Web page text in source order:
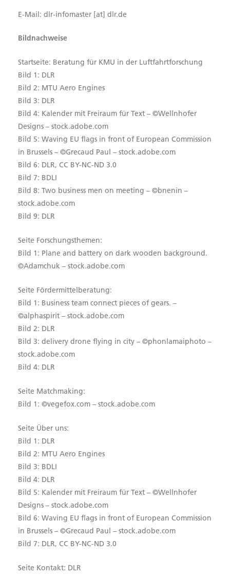
E-Mail: dlr-infomaster [at] dlr.de
Bildnachweise
Startseite: Beratung für KMU in der Luftfahrtforschung
Bild 1: DLR
Bild 2: MTU Aero Engines
Bild 3: DLR
Bild 4: Kalender mit Freiraum für Text – ©Wellnhofer
Designs – stock.adobe.com
Bild 5: Waving EU flags in front of European Commission
in Brussels – ©Grecaud Paul – stock.adobe.com
Bild 6: DLR, CC BY-NC-ND 3.0
Bild 7: BDLI
Bild 8: Two business men on meeting – ©bnenin –
stock.adobe.com
Bild 9: DLR
Seite Forschungsthemen:
Bild 1: Plane and battery on dark wooden background.
©Adamchuk – stock.adobe.com
Seite Fördermittelberatung:
Bild 1: Business team connect pieces of gears. –
©alphaspirit – stock.adobe.com
Bild 2: DLR
Bild 3: delivery drone flying in city – ©phonlamaiphoto –
stock.adobe.com
Bild 4: DLR
Seite Matchmaking:
Bild 1: ©vegefox.com – stock.adobe.com
Seite Über uns:
Bild 1: DLR
Bild 2: MTU Aero Engines
Bild 3: BDLI
Bild 4: DLR
Bild 5: Kalender mit Freiraum für Text – ©Wellnhofer
Designs – stock.adobe.com
Bild 6: Waving EU flags in front of European Commission
in Brussels – ©Grecaud Paul – stock.adobe.com
Bild 7: DLR, CC BY-NC-ND 3.0
Seite Kontakt: DLR